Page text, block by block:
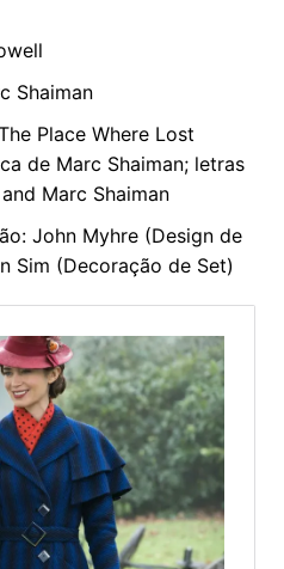
Shaiman
Place Where Lost
de Marc Shaiman; letras
Marc Shaiman
John Myhre (Design de
Sim (Decoração de Set)